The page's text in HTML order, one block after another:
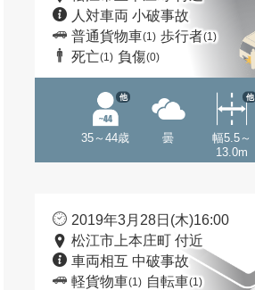
人対車両 小破事故
普通貨物車(1) 歩行者(1)
死亡(1) 負傷(0)
35～44歳
他
曇
幅5.5～
13.0m
他
2019年3月28日(木)16:00
松江市上本庄町 付近
車両相互 中破事故
軽貨物車(1) 自転車(1)